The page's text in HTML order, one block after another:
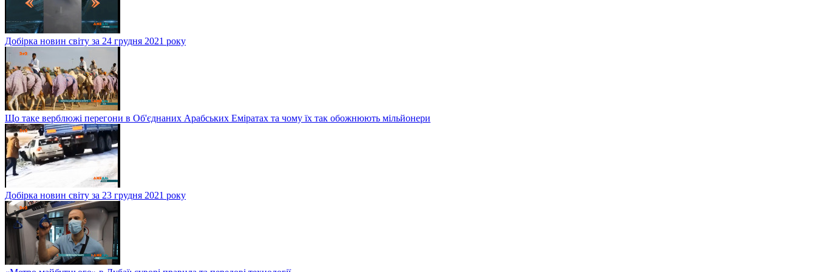
Добірка новин світу за 24 грудня 2021 року
Що таке верблюжі перегони в Об'єднаних Арабських Еміратах та чому їх так обожнюють мільйонери
Добірка новин світу за 23 грудня 2021 року